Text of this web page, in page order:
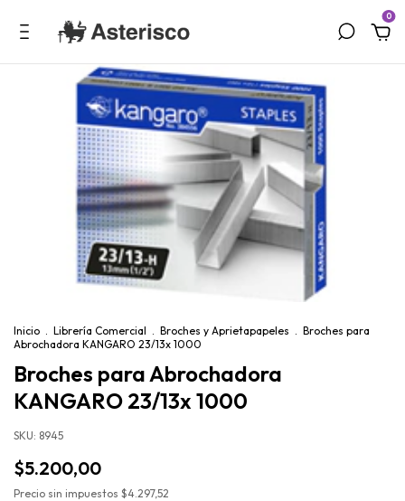
0
Inicio Librería Comercial Broches y Aprietapapeles
Broches para
Abrochadora KANGARO 23/13x 1000
Broches para Abrochadora
KANGARO 23/13x 1000
SKU: 8945
$5.200,00
Precio sin impuestos $4.297,52